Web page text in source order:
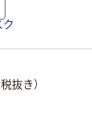
ク
抜き）